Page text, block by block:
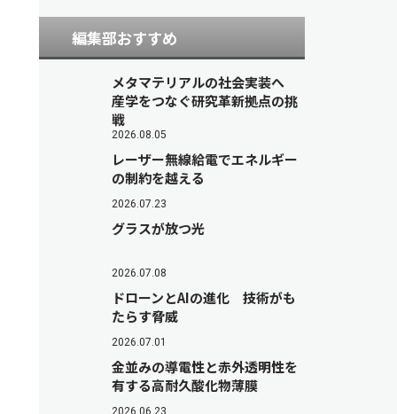
編集部おすすめ
メタマテリアルの社会実装へ
産学をつなぐ研究革新拠点の挑
戦
2026.08.05
レーザー無線給電でエネルギー
の制約を越える
2026.07.23
グラスが放つ光
2026.07.08
ドローンとAIの進化 技術がも
たらす脅威
2026.07.01
金並みの導電性と赤外透明性を
有する高耐久酸化物薄膜
2026.06.23